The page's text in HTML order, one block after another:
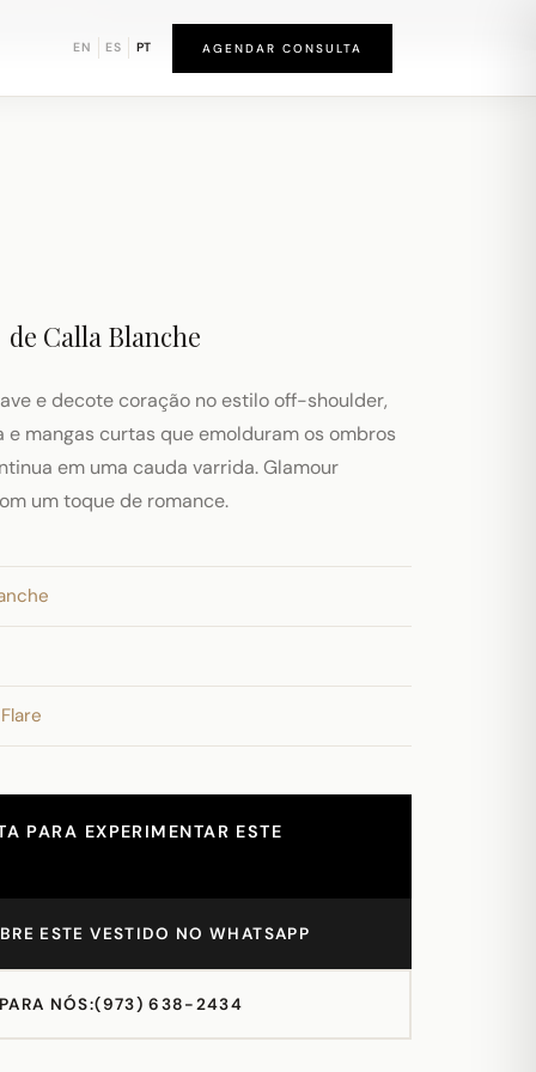
EN ES PT AGENDAR CONSULTA
de Calla Blanche
e decote coração no estilo off-shoulder,
mangas curtas que emolduram os ombros
em uma cauda varrida. Glamour
um toque de romance.
PARA EXPERIMENTAR ESTE
ESTE VESTIDO NO WHATSAPP
NÓS:(973) 638-2434